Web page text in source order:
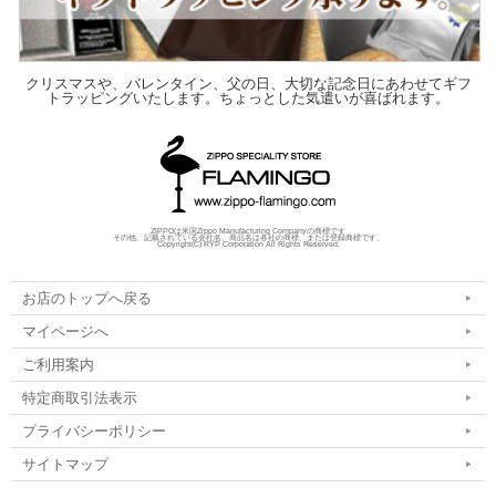
クリスマスや、バレンタイン、父の日、大切な記念日にあわせてギフ
トラッピングいたします。ちょっとした気遣いが喜ばれます。
ZIPPOは米国Zippo Manufacturing Companyの商標です
その他、記載されている会社名、商品名は各社の商標、または登録商標です。
Copyright(C) RYP Corporation All Rights Reserved.
お店のトップへ戻る
マイページへ
ご利用案内
特定商取引法表示
プライバシーポリシー
サイトマップ